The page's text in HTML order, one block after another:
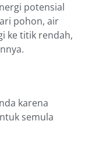
potensial
pohon, air
ke titik rendah,
karena
semula